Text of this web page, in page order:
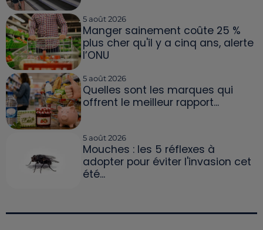
5 août 2026
Manger sainement coûte 25 %
plus cher qu'il y a cinq ans, alerte
l’ONU
5 août 2026
Quelles sont les marques qui
offrent le meilleur rapport...
5 août 2026
Mouches : les 5 réflexes à
adopter pour éviter l'invasion cet
été...